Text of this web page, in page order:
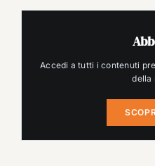
Accedi a tutti i contenuti
della